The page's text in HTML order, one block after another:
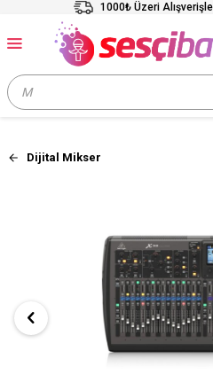
1000₺ Üzeri
Dijital Mikser